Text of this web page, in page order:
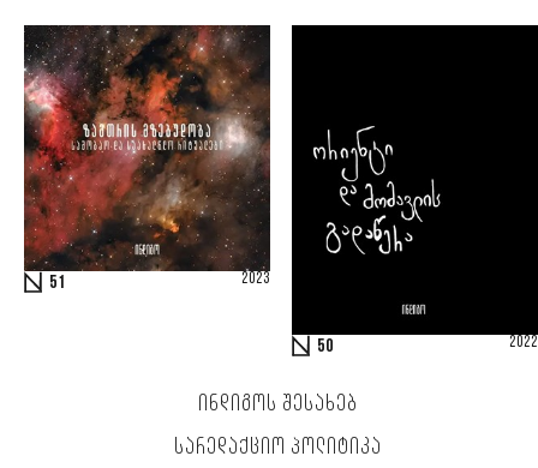
51 2023
50 2022
ᲘᲜᲓᲘᲒᲝᲡ ᲨᲔᲡᲐᲮᲔᲑ
ᲡᲐᲠᲔᲓᲐᲥᲪᲘᲝ ᲞᲝᲚᲘᲢᲘᲙᲐ